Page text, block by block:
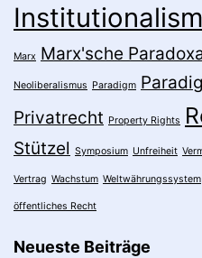
Institutionalism
Marx Marx'sche
Neoliberalismus Paradigm
Privatrecht Property Rights
Stützel Symposium Unfreiheit
Vertrag Wachstum Weltwährungssystem
öffentliches Recht
Neueste Beiträge